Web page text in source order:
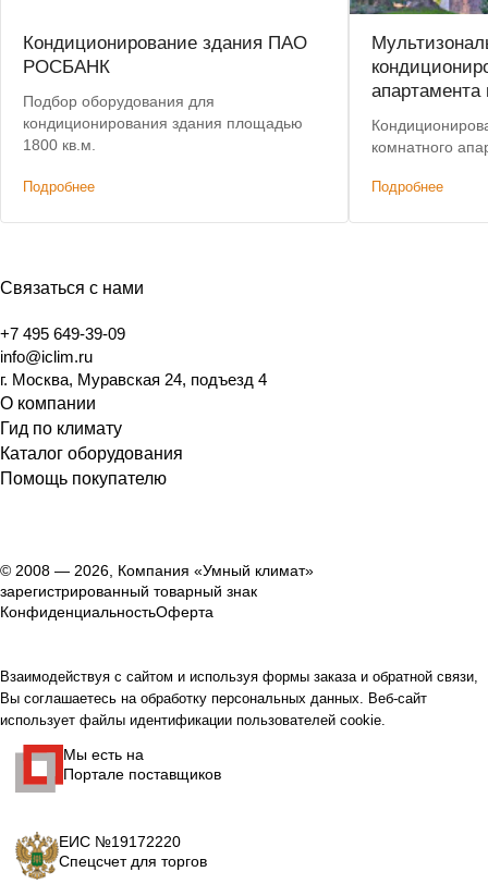
Кондиционирование здания ПАО
РОСБАНК
Подбор оборудования для
кондиционирования здания площадью
1800 кв.м.
Подробнее
комнатного
Подробнее
Связаться с нами
+7 495 649-39-09
info@iclim.ru
г. Москва, Муравская 24, подъезд 4
О компании
Гид по климату
Каталог оборудования
Помощь покупателю
© 2008 — 2026, Компания «Умный климат»
зарегистрированный товарный знак
КонфиденциальностьОферта
Взаимодействуя с сайтом и используя формы заказа и обратной связи,
Вы соглашаетесь на обработку персональных данных. Веб-сайт
использует файлы идентификации пользователей cookie.
Мы есть на
Портале поставщиков
ЕИС №19172220
Спецсчет для торгов